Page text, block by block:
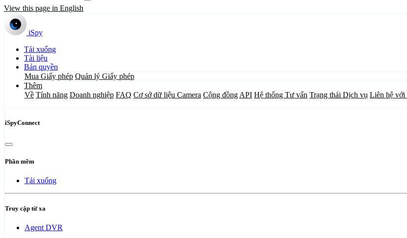
View this page in English
iSpy
Tải xuống
Tài liệu
Bản quyền
Mua Giấy phép Quản lý Giấy phép
Thêm
Về Tính năng Doanh nghiệp FAQ Cơ sở dữ liệu Camera Cộng đồng API Hệ thống Tư vấn Trạng thái Dịch vụ Liên hệ với
iSpyConnect
Phần mềm
Tải xuống
Truy cập từ xa
Agent DVR